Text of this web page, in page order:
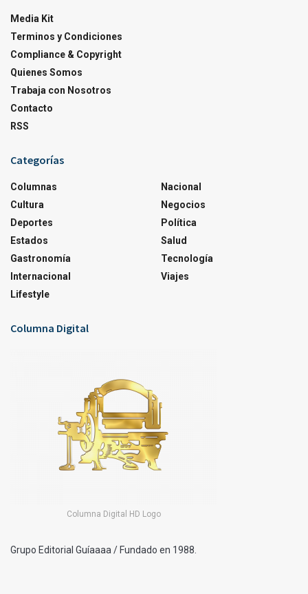
Media Kit
Terminos y Condiciones
Compliance & Copyright
Quienes Somos
Trabaja con Nosotros
Contacto
RSS
Categorías
Columnas
Cultura
Deportes
Estados
Gastronomía
Internacional
Lifestyle
Nacional
Negocios
Política
Salud
Tecnología
Viajes
Columna Digital
Columna Digital HD Logo
Grupo Editorial Guíaaaa / Fundado en 1988.